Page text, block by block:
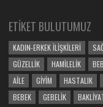
ETIKET BULUTUMUZ
KADIN-ERKEK İLIŞKILERI
GÜZELLIK
HAMILELIK
AILE
GIYIM HASTALIK
BEBEK
GEBELIK